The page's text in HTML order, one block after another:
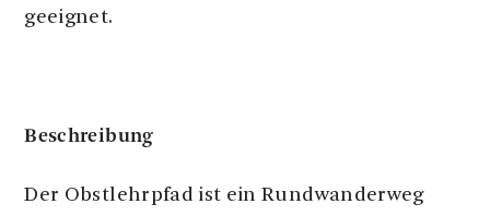
geeignet.
Beschreibung
Der Obstlehrpfad ist ein Rundwanderweg